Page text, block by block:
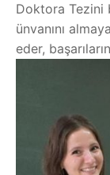
İLETIŞIM
Doktora Tezini
ünvanını
eder,